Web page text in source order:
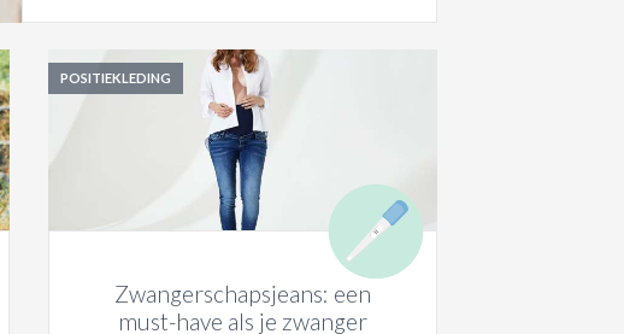
POSITIEKLEDING
Zwangerschapsjeans: een
must-have als je zwanger